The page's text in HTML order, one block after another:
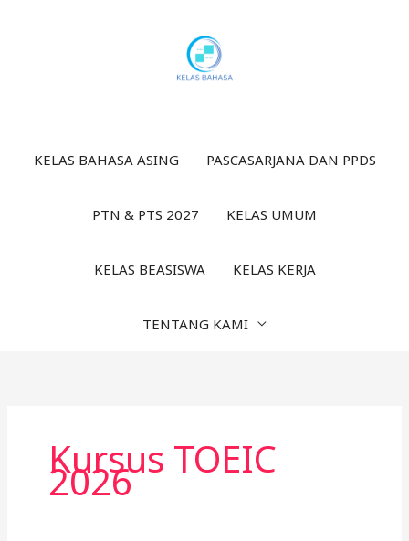
KELAS BAHASA ASING PASCASARJANA DAN PPDS
PTN & PTS 2027 KELAS UMUM
KELAS BEASISWA KELAS KERJA
TENTANG KAMI
Kursus TOEIC
2026